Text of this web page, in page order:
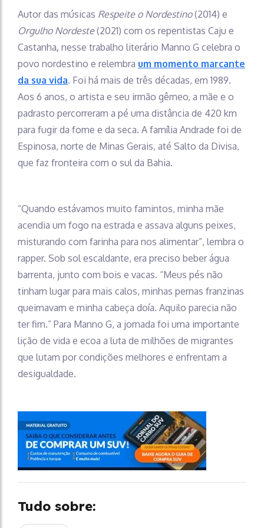
Autor das músicas Respeite o Nordestino(2014) e
Orgulho Nordeste(2021) com os repentistas Caju e
Castanha, nesse trabalho literário Manno G celebra o
povo nordestino e relembra um momento marcante
da sua vida. Foi há mais de três décadas, em 1989.
Aos 6 anos, o artista e seu irmão gêmeo, a mãe e o
padrasto percorreram a pé uma distância de 420 km
para fugir da fome e da seca. A família Andrade foi de
Espinosa, norte de Minas Gerais, até Salto da Divisa,
que faz fronteira com o sul da Bahia.
“Quando estávamos muito famintos, minha mãe
acendia um fogo na estrada e assava alguns peixes,
misturando com farinha para nos alimentar”, lembra o
rapper. Sob sol escaldante, era preciso beber água
barrenta, junto com bois e vacas. “Meus pés não
tinham lugar para mais calos, minhas pernas franzinas
queimavam e minha cabeça doía. Aquilo parecia não
ter fim.” Para Manno G, a jornada foi uma importante
lição de vida e ecoa a luta de milhões de migrantes
que lutam por condições melhores e enfrentam a
desigualdade.
Tudo sobre: